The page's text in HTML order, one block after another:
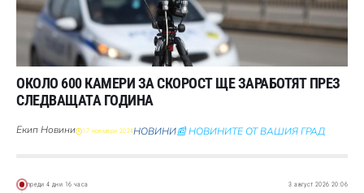
ОКОЛО 600 КАМЕРИ ЗА СКОРОСТ ЩЕ ЗАРАБОТЯТ ПРЕЗ
СЛЕДВАЩАТА ГОДИНА
Екип Новини 17 ноември 2024НОВИНИ📰 НОВИНИТЕ ОТ ВАШИЯ ГРАД
преди 4 дни 16 часа 3 август 2026 20:06